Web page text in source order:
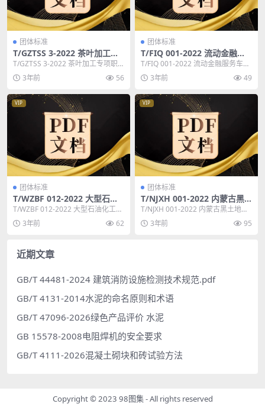
团体标准
T/GZTSS 3-2022 茶叶加工专
项职业能力考核规范
T/GZTSS 3-2022 茶叶加工专项职
业能力考核规范 标准编号：T/GZ
T... 3年前 56
团体标准
T/FIQ 001-2022 流动金融服
务车服务管理要求
T/FIQ 001-2022 流动金融服务车服
务管理要求 标准编号：T/FIQ ...
3年前 49
VIP
团体标准
T/WZBF 012-2022 大型石油
化工装置用高压超高温 波纹管
预紧特种新型球阀
T/WZBF 012-2022 大型石油化工装
置用高压超高温 波纹管预紧特种新
型...3年前 62
VIP
团体标准
T/NJXH 001-2022 内蒙古黑
土地保护性耕作高标准示范区
数据监测系统技术要求
T/NJXH 001-2022 内蒙古黑土地保
护性耕作高标准示范区数据监测系
统技...3年前 95
近期文章
GB/T 44481-2024 建筑消防设施检测技术规范.pdf
GB/T 4131-2014水泥的命名原则和术语
GB/T 47096-2026绿色产品评价 水泥
GB 15578-2008电阻焊机的安全要求
GB/T 4111-2026混凝土砌块和砖试验方法
Copyright © 2023 98图集- All rights reserved